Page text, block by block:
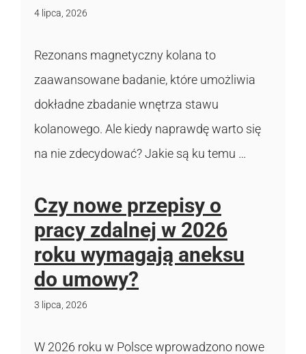
4 lipca, 2026
Rezonans magnetyczny kolana to
zaawansowane badanie, które umożliwia
dokładne zbadanie wnętrza stawu
kolanowego. Ale kiedy naprawdę warto się
na nie zdecydować? Jakie są ku temu …
Czy nowe przepisy o
pracy zdalnej w 2026
roku wymagają aneksu
do umowy?
3 lipca, 2026
W 2026 roku w Polsce wprowadzono nowe